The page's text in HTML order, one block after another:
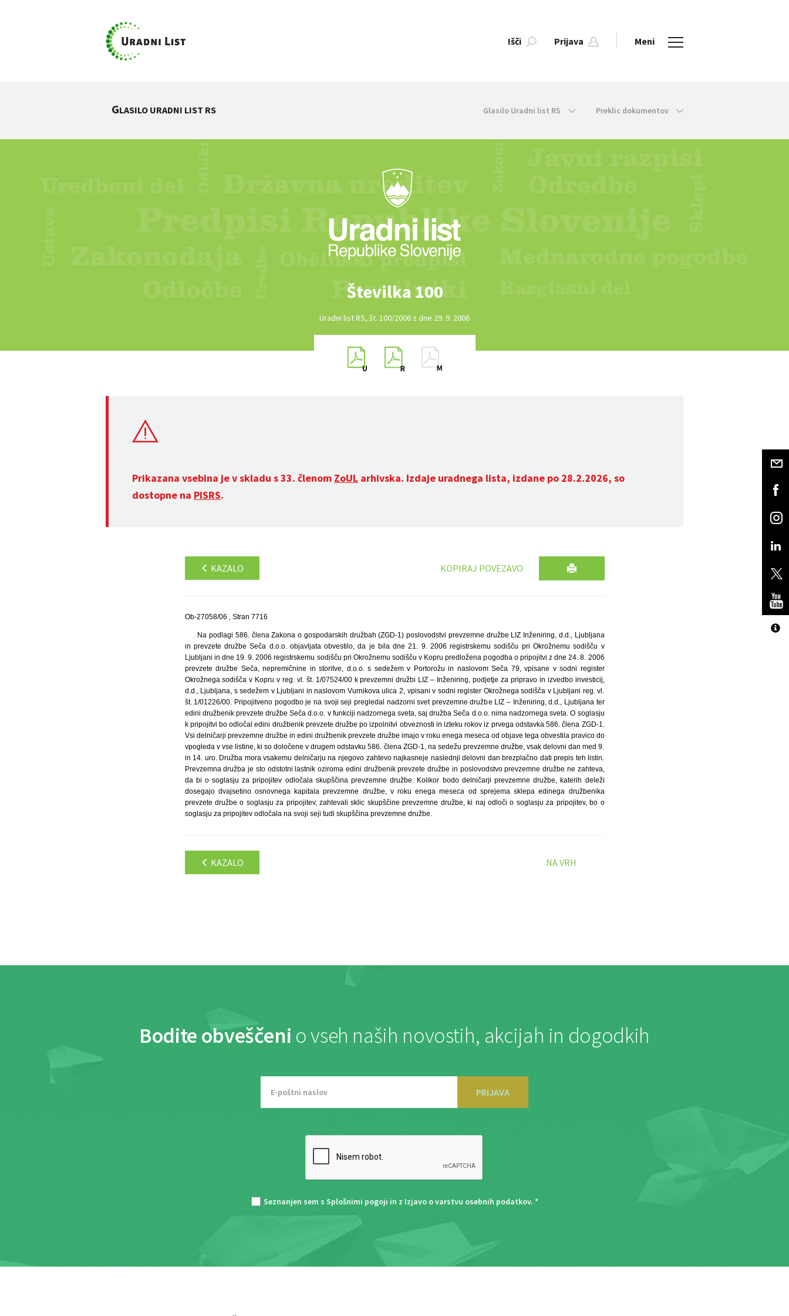
Išči Prijava Meni
GLASILO URADNI LIST RS Glasilo Uradni list RS Preklic dokumentov
Številka 100
Uradni list RS, št. 100/2006 z dne 29. 9. 2006
Prikazana vsebina je v skladu s 33. členom ZoUL arhivska. Izdaje uradnega lista, izdane po 28.2.2026, so
dostopne na PISRS.
KAZALO KOPIRAJ POVEZAVO
Ob-27058/06 , Stran 7716
Na podlagi 586. člena Zakona o gospodarskih družbah (ZGD-1) poslovodstvi prevzemne družbe LIZ Inženiring, d.d., Ljubljana
in prevzete družbe Seča d.o.o. objavljata obvestilo, da je bila dne 21. 9. 2006 registrskemu sodišču pri Okrožnemu sodišču v
Ljubljani in dne 19. 9. 2006 registrskemu sodišču pri Okrožnemu sodišču v Kopru predložena pogodba o pripojitvi z dne 24. 8. 2006
prevzete družbe Seča, nepremičnine in storitve, d.o.o. s sedežem v Portorožu in naslovom Seča 79, vpisane v sodni register
Okrožnega sodišča v Kopru v reg. vl. št. 1/07524/00 k prevzemni družbi LIZ – Inženiring, podjetje za pripravo in izvedbo investicij,
d.d., Ljubljana, s sedežem v Ljubljani in naslovom Vurnikova ulica 2, vpisani v sodni register Okrožnega sodišča v Ljubljani reg. vl.
št. 1/01226/00. Pripojitveno pogodbo je na svoji seji pregledal nadzorni svet prevzemne družbe LIZ – Inženiring, d.d., Ljubljana ter
edini družbenik prevzete družbe Seča d.o.o. v funkciji nadzornega sveta, saj družba Seča d.o.o. nima nadzornega sveta. O soglasju
k pripojitvi bo odločal edini družbenik prevzete družbe po izpolnitvi obveznosti in izteku rokov iz prvega odstavka 586. člena ZGD-1.
Vsi delničarji prevzemne družbe in edini družbenik prevzete družbe imajo v roku enega meseca od objave tega obvestila pravico do
vpogleda v vse listine, ki so določene v drugem odstavku 586. člena ZGD-1, na sedežu prevzemne družbe, vsak delovni dan med 9.
in 14. uro. Družba mora vsakemu delničarju na njegovo zahtevo najkasneje naslednji delovni dan brezplačno dati prepis teh listin.
Prevzemna družba je sto odstotni lastnik oziroma edini družbenik prevzete družbe in poslovodstvo prevzemne družbe ne zahteva,
da bi o soglasju za pripojitev odločala skupščina prevzemne družbe. Kolikor bodo delničarji prevzemne družbe, katerih deleži
dosegajo dvajsetino osnovnega kapitala prevzemne družbe, v roku enega meseca od sprejema sklepa edinega družbenika
prevzete družbe o soglasju za pripojitev, zahtevali sklic skupščine prevzemne družbe, ki naj odloči o soglasju za pripojitev, bo o
soglasju za pripojitev odločala na svoji seji tudi skupščina prevzemne družbe.
KAZALO NA VRH
Bodite obveščeni o vseh naših novostih, akcijah in dogodkih
PRIJAVA
Seznanjen sem s Splošnimi pogoji in z Izjavo o varstvu osebnih podatkov. *